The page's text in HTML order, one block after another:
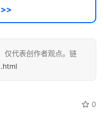
仅代表创作者观点。链
0